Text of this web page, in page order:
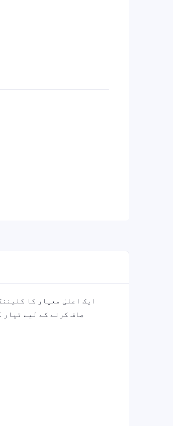
صاف کرنے کے لیے تیار